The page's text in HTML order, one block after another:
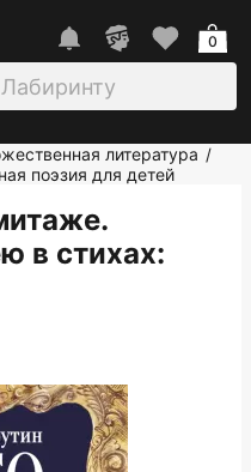
0
литература /
поэзия для детей
в стихах: